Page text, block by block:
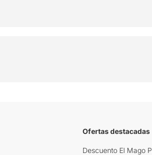
Ofertas destacadas
Descuento El Mago